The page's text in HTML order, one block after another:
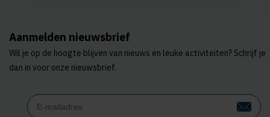
Aanmelden nieuwsbrief
Wil je op de hoogte blijven van nieuws en leuke activiteiten? Schrijf je
dan in voor onze nieuwsbrief.